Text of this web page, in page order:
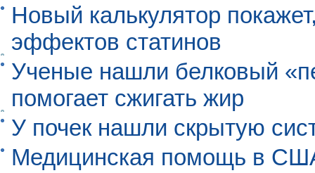
Новый калькулятор
эффектов статинов
Ученые нашли белковый
помогает сжигать жир
У почек нашли скрытую
Медицинская помощь в